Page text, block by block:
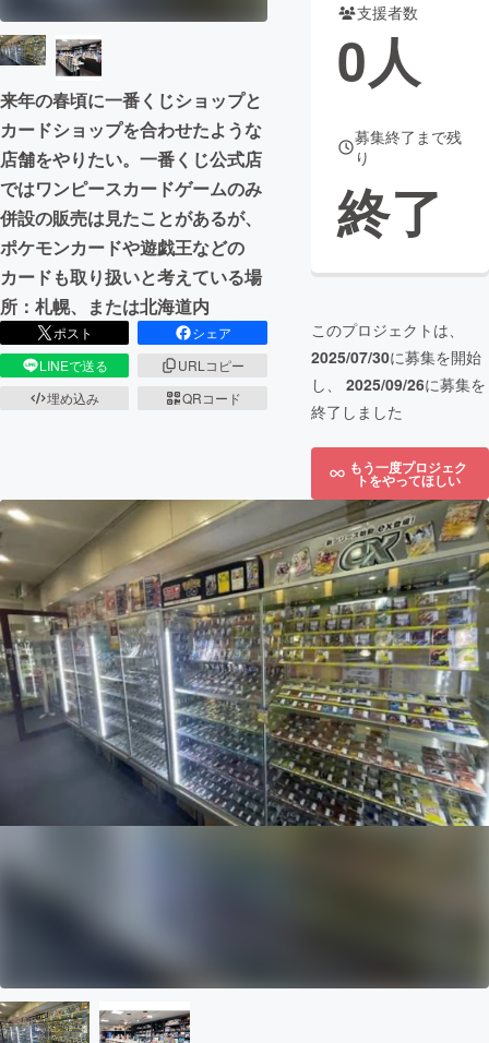
まちづくり・地域活性化
CAMPFIRE for Social Good
CAMPFIRE Creation
CAMPFIREふるさと納税machi-ya
来年の春頃に一番くじショップと
カードショップを合わせたような
店舗をやりたい。一番くじ公式店
ではワンピースカードゲームのみ
併設の販売は見たことがあるが、
ポケモンカードや遊戯王などの
カードも取り扱いと考えている場
所：札幌、または北海道内
ポスト
シェア
LINEで送る
URLコピー
埋め込み
QRコード
支援者数
0人
募集終了まで残
り
終了
このプロジェクトは、
2025/07/30に募集を開始
し、 2025/09/26に募集を
終了しました
もう一度プロジェク
トをやってほしい